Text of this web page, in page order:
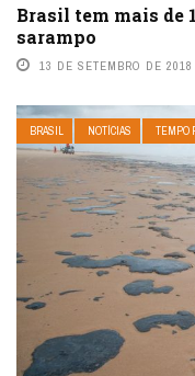
Brasil tem mais de
sarampo
13 DE SETEMBRO DE 2018
BRASIL NOTÍCIAS TEMPO